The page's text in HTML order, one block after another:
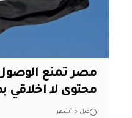
مصر تمنع
محتوى لا اخلاقي
قبل 5 أشهر